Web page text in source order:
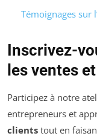
Témoignages sur
Inscrivez-
les ventes
Participez à notre
entrepreneurs et
clients tout en